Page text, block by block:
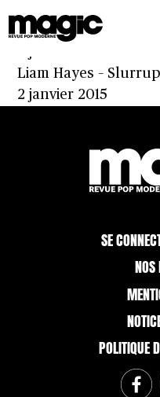
longue traversée du
Liam Hayes – Slurrup
2 janvier 2015
SE
POLITIQUE